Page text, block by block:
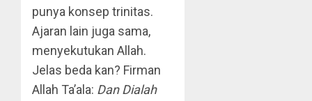
punya konsep trinitas.
Ajaran lain juga sama,
menyekutukan Allah.
Jelas beda kan? Firman
Allah Ta’ala: Dan Dialah